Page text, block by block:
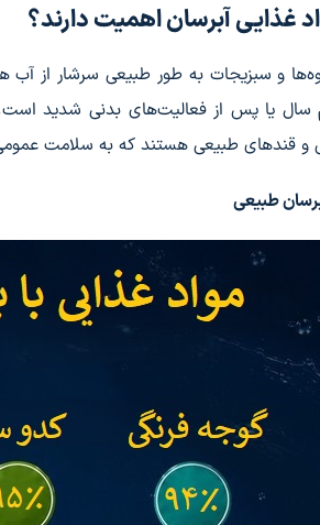
غذایی آبرسان اهمیت دارند؟
و سبزیجات به طور طبیعی سرشار از
سال یا پس از فعالیت‌های بدنی شدید است.
و قندهای طبیعی هستند که به سلامت